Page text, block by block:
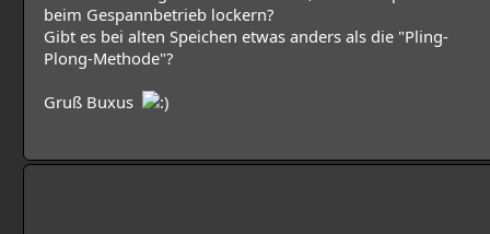
beim Gespannbetrieb lockern?
Gibt es bei alten Speichen etwas anders als die "Pling-
Plong-Methode"?
Gruß Buxus